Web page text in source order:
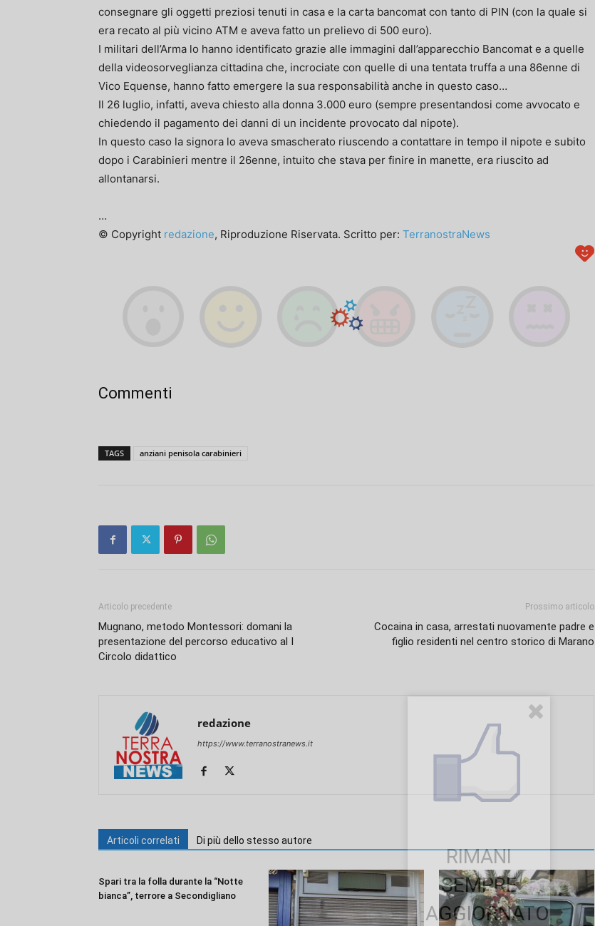
consegnare gli oggetti preziosi tenuti in casa e la carta bancomat con tanto di PIN (con la quale si
era recato al più vicino ATM e aveva fatto un prelievo di 500 euro).
I militari dell’Arma lo hanno identificato grazie alle immagini dall’apparecchio Bancomat e a quelle
della videosorveglianza cittadina che, incrociate con quelle di una tentata truffa a una 86enne di
Vico Equense, hanno fatto emergere la sua responsabilità anche in questo caso…
Il 26 luglio, infatti, aveva chiesto alla donna 3.000 euro (sempre presentandosi come avvocato e
chiedendo il pagamento dei danni di un incidente provocato dal nipote).
In questo caso la signora lo aveva smascherato riuscendo a contattare in tempo il nipote e subito
dopo i Carabinieri mentre il 26enne, intuito che stava per finire in manette, era riuscito ad
allontanarsi.
…
© Copyright redazione, Riproduzione Riservata. Scritto per: TerranostraNews
Commenti
TAGS anziani penisola carabinieri
Articolo precedente
Mugnano, metodo Montessori: domani la
presentazione del percorso educativo al I
Circolo didattico
Prossimo articolo
Cocaina in casa, arrestati nuovamente padre e
figlio residenti nel centro storico di Marano
redazione
https://www.terranostranews.it
Articoli correlati Di più dello stesso autore
Spari tra la folla durante la “Notte
bianca”, terrore a Secondigliano
RIMANI
SEMPRE
AGGIORNATO.